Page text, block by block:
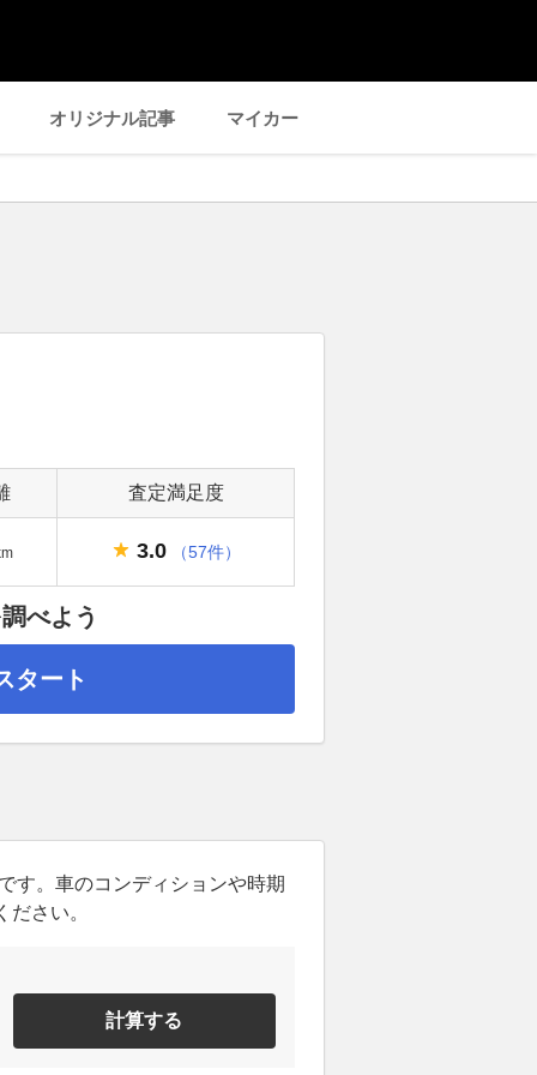
オリジナル記事 マイカー
査定満足度
3.0 （57件）
べよう
タート
す。車のコンディションや時期
さい。
計算する